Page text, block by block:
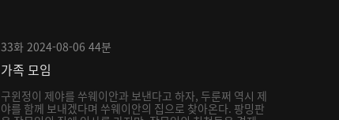
33화 2024-08-06 44분
가족 모임
구윈정이 제야를 쑤웨이안과 보낸다고 하자, 두룬쩌 역시 제
야를 함께 보내겠다며 쑤웨이안의 집으로 찾아온다. 팡밍판